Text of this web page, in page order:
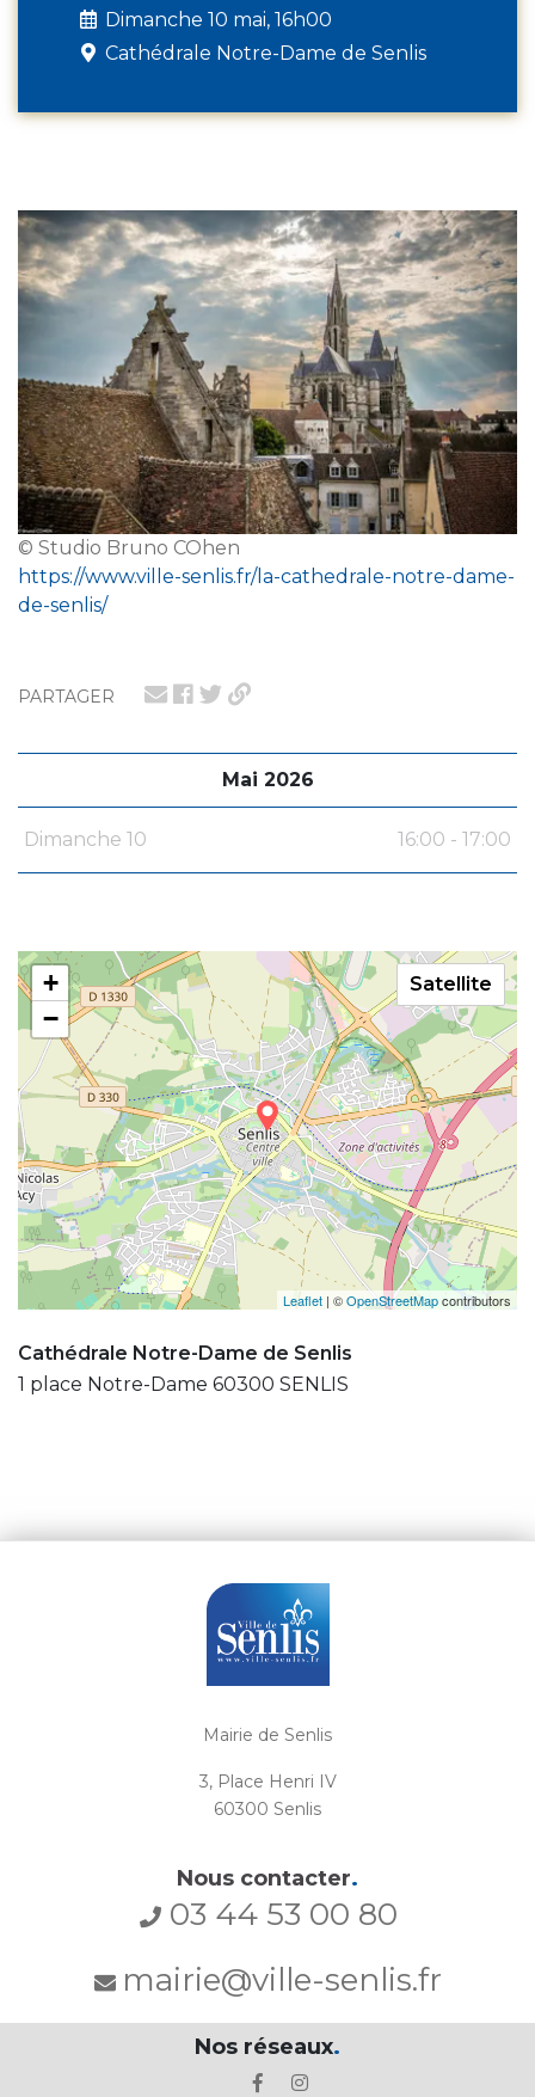
PARTAGER
Mai 2026
Dimanche 10 16:00 - 17:00
+
−
Leaflet | ©OpenStreetMapcontributors
Satellite
Cathédrale Notre-Dame de Senlis
1 place Notre-Dame 60300 SENLIS
Dimanche 10 mai, 16h00
Cathédrale Notre-Dame de Senlis
© Studio Bruno COhen
https://www.ville-senlis.fr/la-cathedrale-notre-dame-
de-senlis/
Mairie de Senlis
3, Place Henri IV
60300 Senlis
Nous contacter.
03 44 53 00 80
mairie@ville-senlis.fr
Nos réseaux.